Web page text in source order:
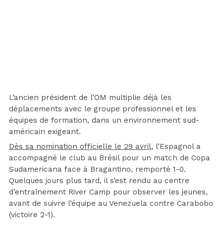
L’ancien président de l’OM multiplie déjà les
déplacements avec le groupe professionnel et les
équipes de formation, dans un environnement sud-
américain exigeant.
Dès sa nomination officielle le 29 avril, l’Espagnol a
accompagné le club au Brésil pour un match de Copa
Sudamericana face à Bragantino, remporté 1-0.
Quelques jours plus tard, il s’est rendu au centre
d’entraînement River Camp pour observer les jeunes,
avant de suivre l’équipe au Venezuela contre Carabobo
(victoire 2-1).